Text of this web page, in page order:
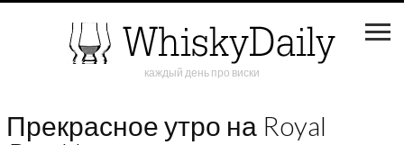
каждый день про виски
Прекрасное утро на Royal